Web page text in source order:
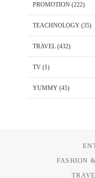
PROMOTION (222)
TEACHNOLOGY (35)
TRAVEL (432)
TV (1)
YUMMY (45)
FASHION